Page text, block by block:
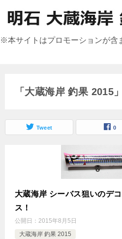
※本サイトはプロモーションが含
「大蔵海岸 釣果 2015
Tweet 0
大蔵海岸 シーバス狙いのデ
ス！
公開日： 2015年8月5日
大蔵海岸 釣果 2015